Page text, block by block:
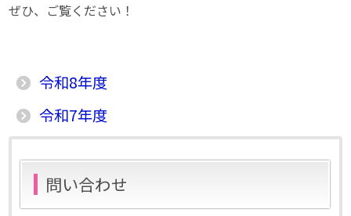
ぜひ、ご覧ください！
令和8年度
令和7年度
問い合わせ